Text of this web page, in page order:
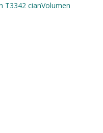
T3342 cianVolumen